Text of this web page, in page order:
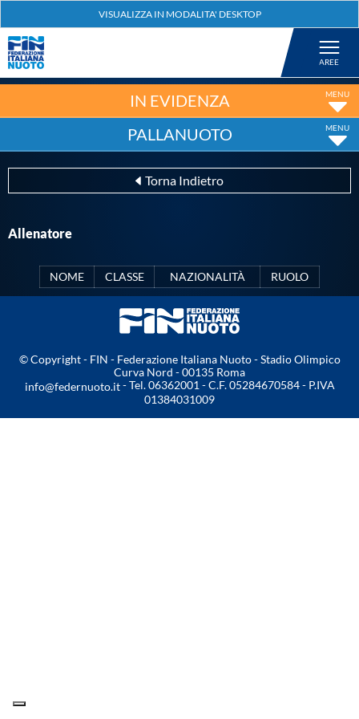
Nuoto
Tuffi
Artistico
Fondo
Salvamento
Master
IN EVIDENZA
PALLANUOTO
Torna Indietro
Allenatore
NOME CLASSE NAZIONALITÀ RUOLO
© Copyright - FIN - Federazione Italiana Nuoto - Stadio Olimpico
Curva Nord - 00135 Roma
info@federnuoto.it- Tel. 06362001 - C.F. 05284670584 - P.IVA
01384031009